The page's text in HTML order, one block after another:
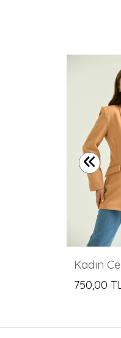
750,00